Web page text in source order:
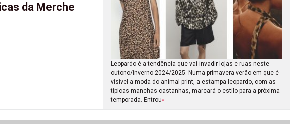
da Merche
Leopardo é a tendência que vai invadir lojas e ruas neste
outono/inverno 2024/2025. Numa primavera-verão em que é
visível a moda do animal print, a estampa leopardo, com as
típicas manchas castanhas, marcará o estilo para a próxima
temporada. Entrou»